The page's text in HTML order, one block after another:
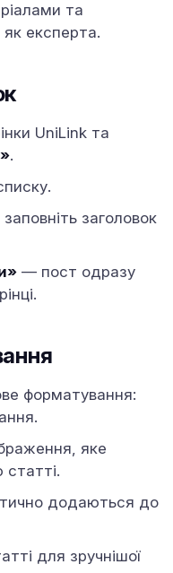
та
як експерта.
UniLink та
.
заголовок
— пост одразу
форматування:
яке
додаються до
для зручнішої